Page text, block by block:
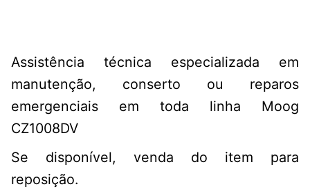
Assistência técnica especializada em
manutenção, conserto ou reparos
emergenciais em toda linha Moog
CZ1008DV
Se disponível, venda do item para
reposição.